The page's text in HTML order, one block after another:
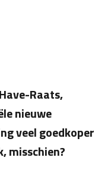
Raats,
nieuwe
veel goedkoper
misschien?